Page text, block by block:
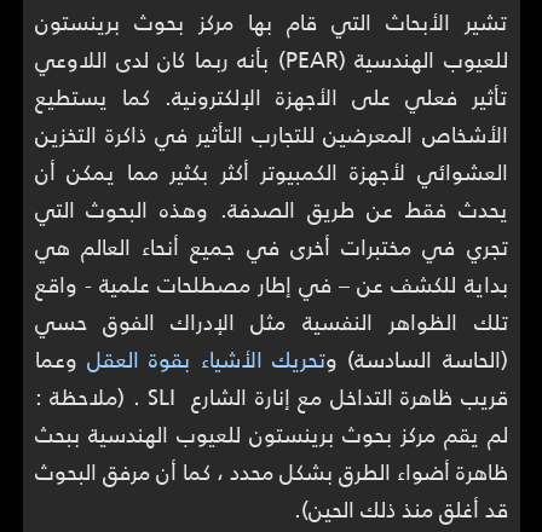
تشير الأبحاث التي قام بها مركز بحوث برينستون
للعيوب الهندسية (PEAR) بأنه ربما كان لدى اللاوعي
تأثير فعلي على الأجهزة الإلكترونية. كما يستطيع
الأشخاص المعرضين للتجارب التأثير في ذاكرة التخزين
العشوائي لأجهزة الكمبيوتر أكثر بكثير مما يمكن أن
يحدث فقط عن طريق الصدفة. وهذه البحوث التي
تجري في مختبرات أخرى في جميع أنحاء العالم هي
بداية للكشف عن – في إطار مصطلحات علمية - واقع
تلك الظواهر النفسية مثل الإدراك الفوق حسي
(الحاسة السادسة) وتحريك الأشياء بقوة العقل وعما
قريب ظاهرة التداخل مع إنارة الشارع SLI . (ملاحظة :
لم يقم مركز بحوث برينستون للعيوب الهندسية ببحث
ظاهرة أضواء الطرق بشكل محدد ، كما أن مرفق البحوث
قد أغلق منذ ذلك الحين).